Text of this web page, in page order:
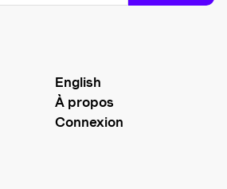
English
À propos
Connexion